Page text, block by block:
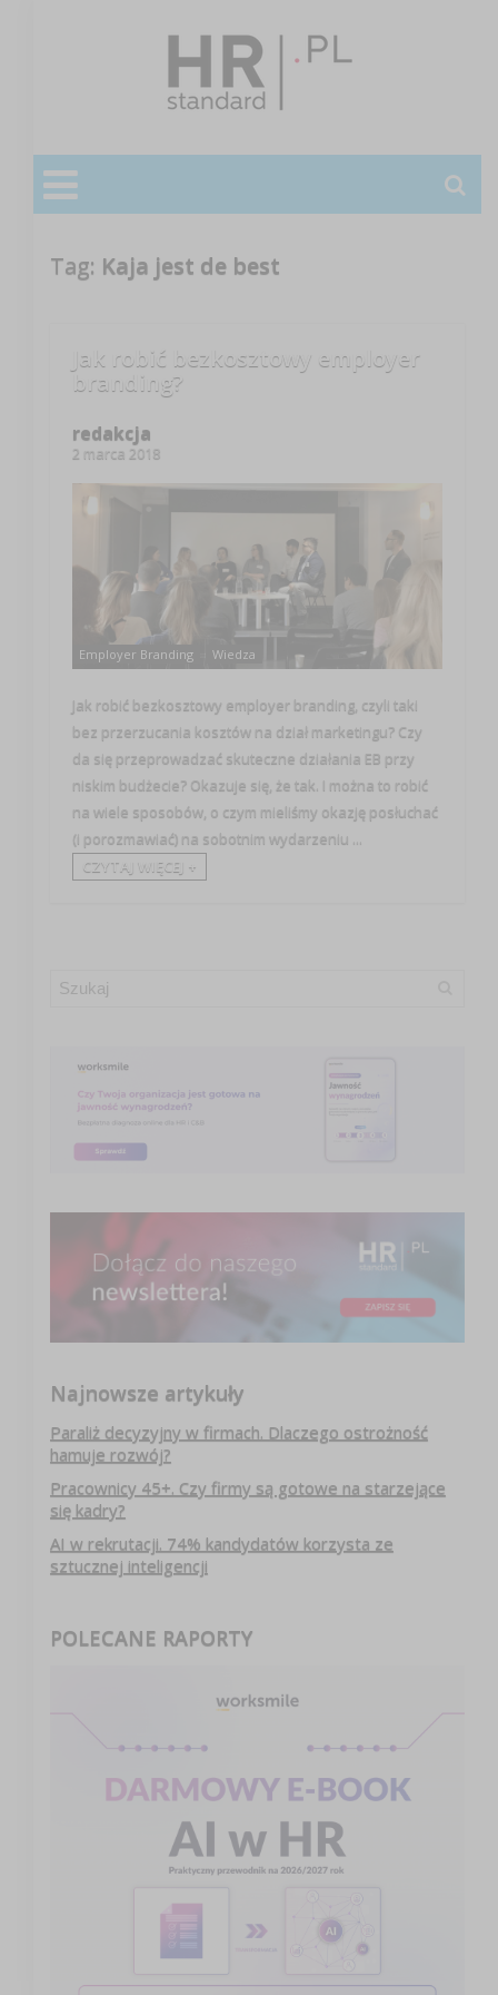
Tag: Kaja jest de best
Jak robić bezkosztowy employer
branding?
redakcja
2 marca 2018
Employer Branding Wiedza
Jak robić bezkosztowy employer branding, czyli taki
bez przerzucania kosztów na dział marketingu? Czy
da się przeprowadzać skuteczne działania EB przy
niskim budżecie? Okazuje się, że tak. I można to robić
na wiele sposobów, o czym mieliśmy okazję posłuchać
(i porozmawiać) na sobotnim wydarzeniu ...
CZYTAJ WIĘCEJ +
Najnowsze artykuły
Paraliż decyzyjny w firmach. Dlaczego ostrożność
hamuje rozwój?
Pracownicy 45+. Czy firmy są gotowe na starzejące
się kadry?
AI w rekrutacji. 74% kandydatów korzysta ze
sztucznej inteligencji
POLECANE RAPORTY